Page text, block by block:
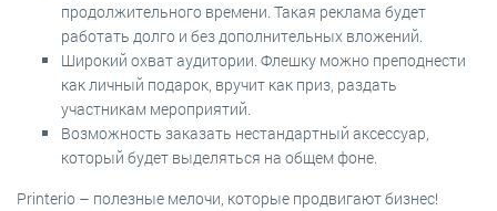
продолжительного времени. Такая реклама будет
работать долго и без дополнительных вложений.
Широкий охват аудитории. Флешку можно преподнести
как личный подарок, вручит как приз, раздать
участникам мероприятий.
Возможность заказать нестандартный аксессуар,
который будет выделяться на общем фоне.
Printerio – полезные мелочи, которые продвигают бизнес!